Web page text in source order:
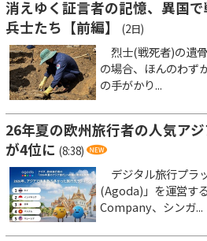
消えゆく証言者の記憶、異国
兵士たち【前編】
(2日)
烈士(戦死者)の遺
の場合、ほんのわず
の手がかり...
26年夏の欧州旅行者の人気ア
が4位に (8:38)
デジタル旅行プラ
(Agoda)」を運営す
Company、シンガ...